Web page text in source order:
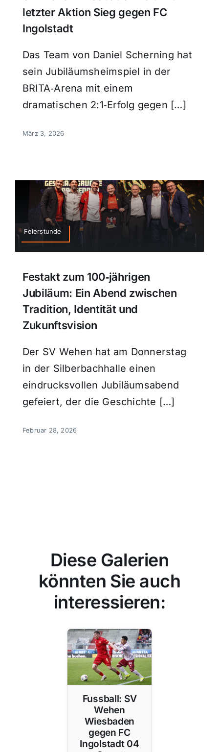
letzter Aktion Sieg gegen FC
Ingolstadt
Das Team von Daniel Scherning hat
sein Jubiläumsheimspiel in der
BRITA‑Arena mit einem
dramatischen 2:1‑Erfolg gegen […]
März 3, 2026
Feierstunde
Festakt zum 100‑jährigen
Jubiläum: Ein Abend zwischen
Tradition, Identität und
Zukunftsvision
Der SV Wehen hat am Donnerstag
in der Silberbachhalle einen
eindrucksvollen Jubiläumsabend
gefeiert, der die Geschichte […]
Februar 28, 2026
Diese Galerien
könnten Sie auch
interessieren:
Fussball: SV
Wehen
Wiesbaden
gegen FC
Ingolstadt 04